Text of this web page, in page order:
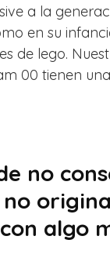
a la
en su
de lego.
00 tienen
no
algo